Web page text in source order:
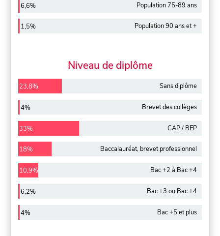
6,6% Population 75-89 ans
1,5% Population 90 ans et +
Niveau de diplôme
23,8% Sans diplôme
4% Brevet des collèges
33% CAP / BEP
18% Baccalauréat, brevet professionnel
10,9% Bac +2 à Bac +4
6,2% Bac +3 ou Bac +4
4% Bac +5 et plus